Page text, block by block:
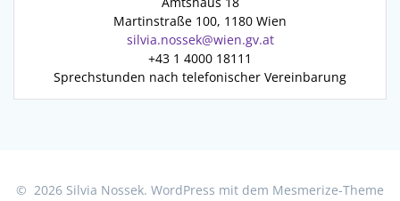
Martinstraße 100, 1180 Wien
silvia.nossek@wien.gv.at
+43 1 4000 18111
Sprechstunden nach telefonischer Vereinbarung
© 2026 Silvia Nossek. WordPress mit dem Mesmerize-Theme